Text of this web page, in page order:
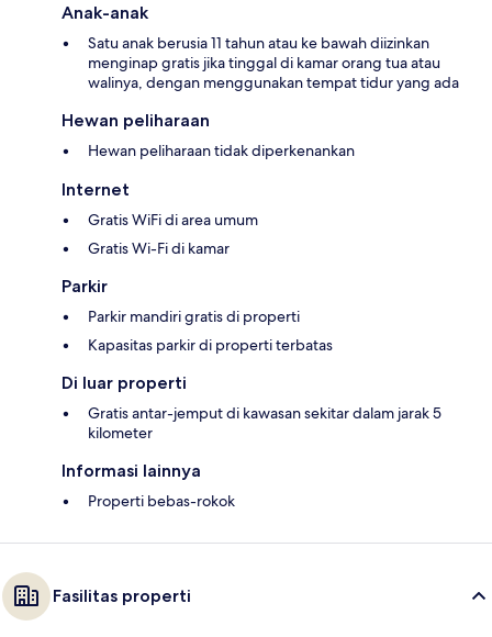
Anak-anak
Satu anak berusia 11 tahun atau ke bawah diizinkan
menginap gratis jika tinggal di kamar orang tua atau
walinya, dengan menggunakan tempat tidur yang ada
Hewan peliharaan
Hewan peliharaan tidak diperkenankan
Internet
Gratis WiFi di area umum
Gratis Wi-Fi di kamar
Parkir
Parkir mandiri gratis di properti
Kapasitas parkir di properti terbatas
Di luar properti
Gratis antar-jemput di kawasan sekitar dalam jarak 5
kilometer
Informasi lainnya
Properti bebas-rokok
Fasilitas properti